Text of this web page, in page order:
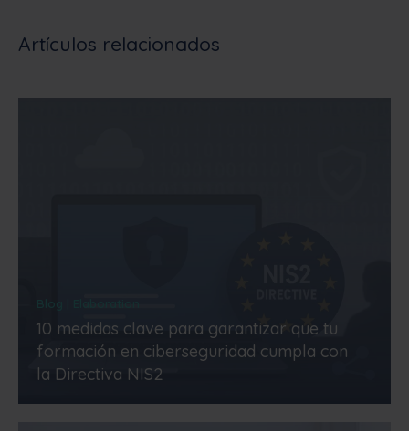
Artículos relacionados
10 medidas clave para garantizar que tu
formación en ciberseguridad cumpla con
la Directiva NIS2